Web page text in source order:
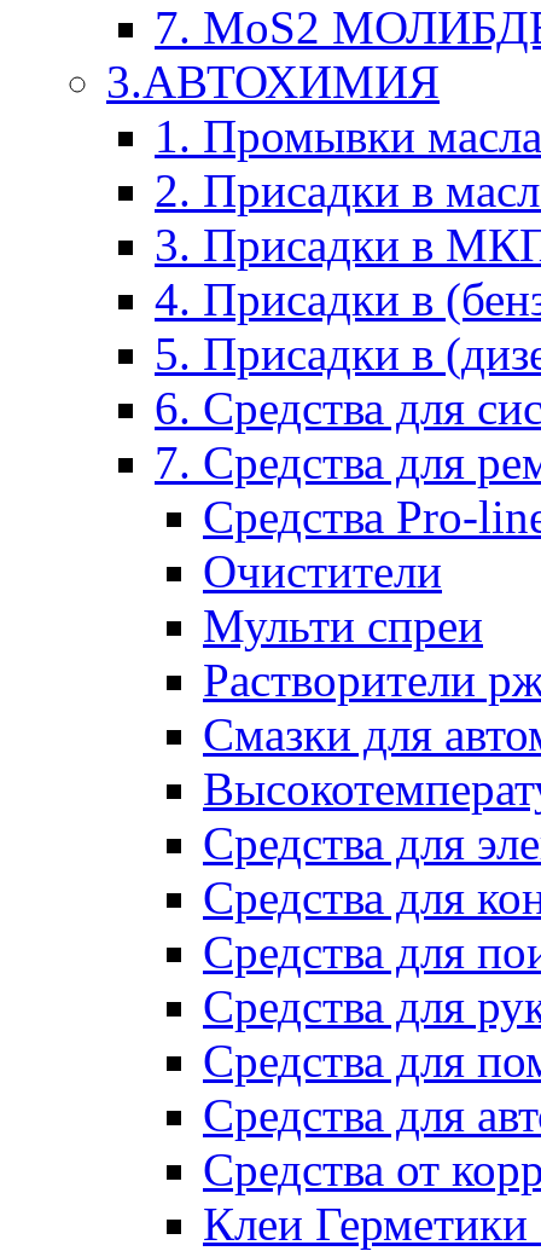
7. MoS2
3.АВТОХИМИЯ
1. Промывки масла
2. Присадки в
3. Присадки в
4. Присадки в
5. Присадки в
6. Средства для
7. Средства для
Средства Pro-
Очистители
Мульти спреи
Растворители
Смазки для
Средства для
Средства для
Средства для
Средства для
Средства для
Средства для
Средства от
Клеи